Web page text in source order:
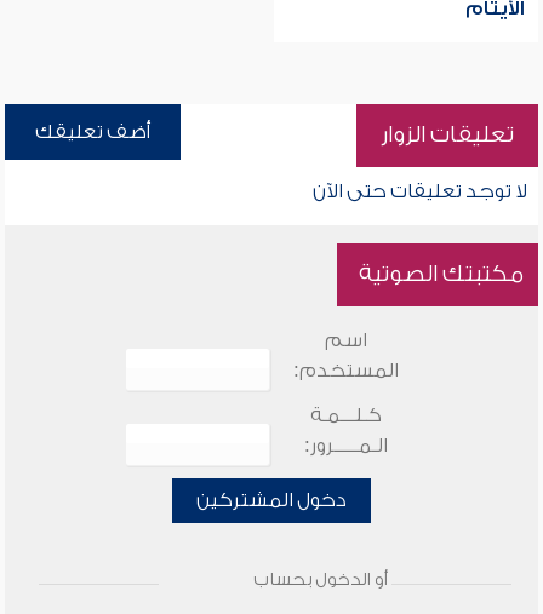
الأيتام
تعليقات الزوار أضف تعليقك
لا توجد تعليقات حتى الآن
مكتبتك الصوتية
اسم
المستخدم:
كـلـــمـة
الـمـــــرور:
دخول المشتركين
أو الدخول بحساب